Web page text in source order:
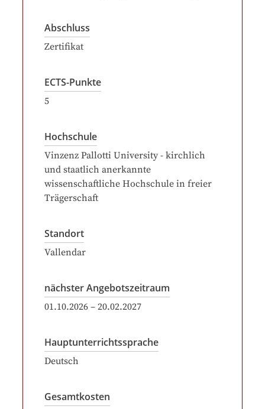
Abschluss
Zertifikat
ECTS-Punkte
5
Hochschule
Vinzenz Pallotti University - kirchlich
und staatlich anerkannte
wissenschaftliche Hochschule in freier
Trägerschaft
Standort
Vallendar
nächster Angebotszeitraum
01.10.2026 – 20.02.2027
Hauptunterrichtssprache
Deutsch
Gesamtkosten